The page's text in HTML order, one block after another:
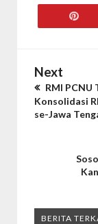
Next
RMI
Konsolidasi
se-Jawa
BERITA